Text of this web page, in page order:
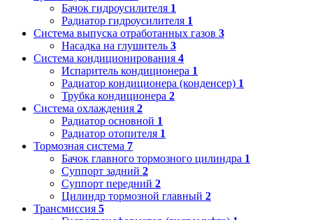
Бачок гидроусилителя 1
Радиатор гидроусилителя 1
Система выпуска отработанных газов 3
Насадка на глушитель 3
Система кондиционирования 4
Испаритель кондиционера 1
Радиатор кондиционера (конденсер) 1
Трубка кондиционера 2
Система охлаждения 2
Радиатор основной 1
Радиатор отопителя 1
Тормозная система 7
Бачок главного тормозного цилиндра 1
Суппорт задний 2
Суппорт передний 2
Цилиндр тормозной главный 2
Трансмиссия 5